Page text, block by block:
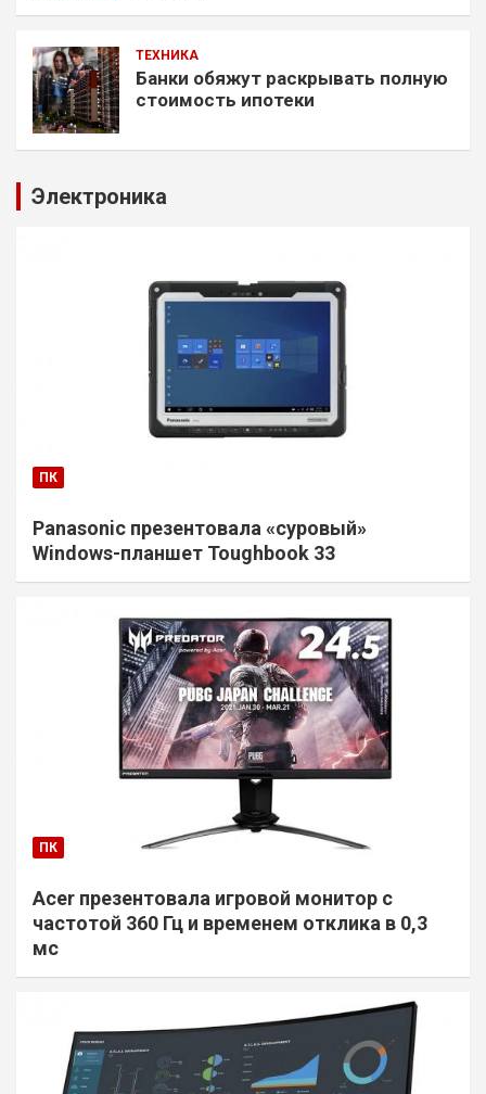
ТЕХНИКА
Банки обяжут раскрывать полную
стоимость ипотеки
Электроника
ПК
Panasonic презентовала «суровый»
Windows-планшет Toughbook 33
ПК
Acer презентовала игровой монитор с
частотой 360 Гц и временем отклика в 0,3
мс